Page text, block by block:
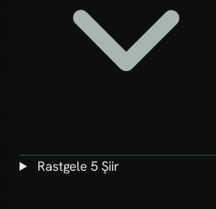
Rastgele 5 Şiir